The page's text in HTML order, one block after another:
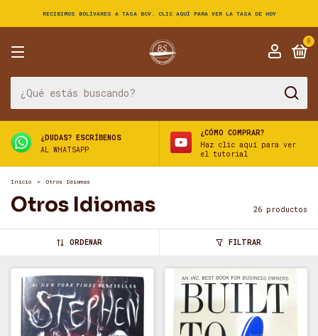
RECIBIMOS BOLÍVARES A TASA BCV. CLIC AQUÍ PARA VER LA TASA DE HOY
0
¿DUDAS? ESCRÍBENOS
AL WHATSAPP
¿CÓMO COMPRAR?
Haz clic aquí para ver
el tutorial
Inicio > Otros Idiomas
Otros Idiomas 26 productos
ORDENAR FILTRAR